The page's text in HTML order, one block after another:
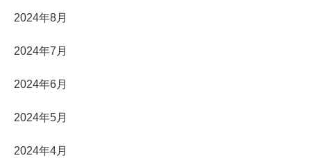
2024年8月
2024年7月
2024年6月
2024年5月
2024年4月